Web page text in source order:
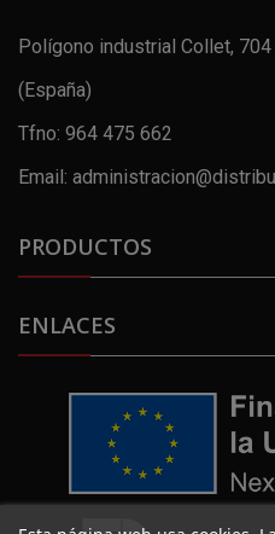
Polígono industrial Collet,
(España)
Tfno: 964 475 662
Email:
PRODUCTOS
ENLACES